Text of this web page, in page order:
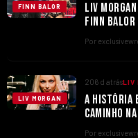
FINN BALOR
LIV
FINN
Por
LIV MORGAN
206 d atrásLIV
A HISTÓRIA
CAMINHO
Por